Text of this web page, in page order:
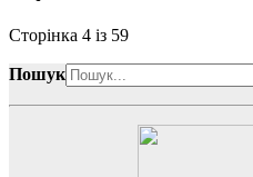
Сторінка 4 із 59
Пошук